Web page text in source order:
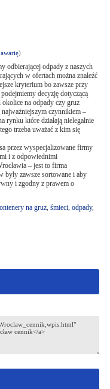
awarię)
odbierającej odpady z naszych
w ofertach można znaleźć
kryterium bo zawsze przy
decyzję dotyczącą
na odpady czy gruz
najważniejszym czynnikiem –
rynku które działają nielegalnie
trzeba uważać z kim się
przez wyspecjalizowane firmy
i z odpowiednimi
– jest to firma
były zawsze sortowane i aby
i zgodny z prawem o
na gruz, śmieci, odpady,